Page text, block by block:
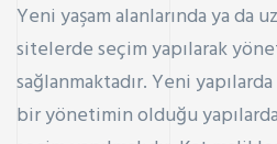
Yeni yaşam alanlarında ya da
sitelerde seçim yapılarak
sağlanmaktadır. Yeni
bir yönetimin olduğu